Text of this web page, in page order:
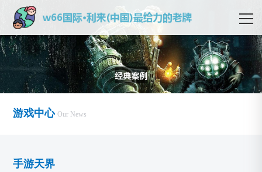
游戏中心 Our News
手游天界